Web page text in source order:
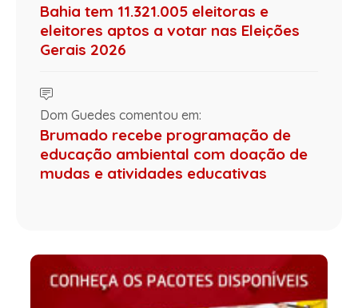
Bahia tem 11.321.005 eleitoras e
eleitores aptos a votar nas Eleições
Gerais 2026
Dom Guedes comentou em:
Brumado recebe programação de
educação ambiental com doação de
mudas e atividades educativas